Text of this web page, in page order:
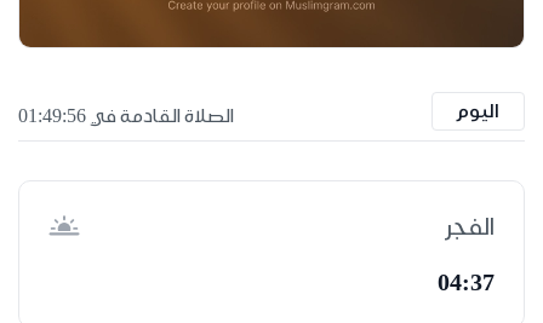
اليوم الصلاة القادمة في 01:49:55
الفجر
04:37